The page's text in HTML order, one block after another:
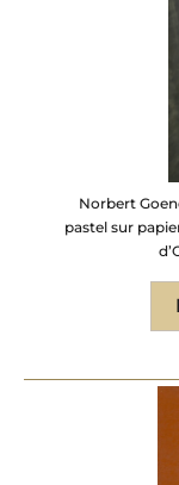
Norbert
pastel sur